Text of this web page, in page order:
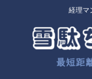
経理マ